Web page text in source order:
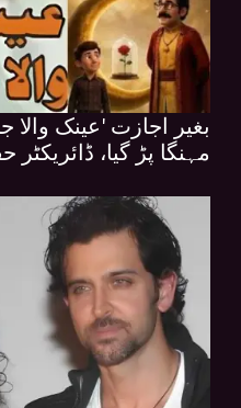
بغیر اجازت 'عینک والا
مہنگا پڑ گیا،